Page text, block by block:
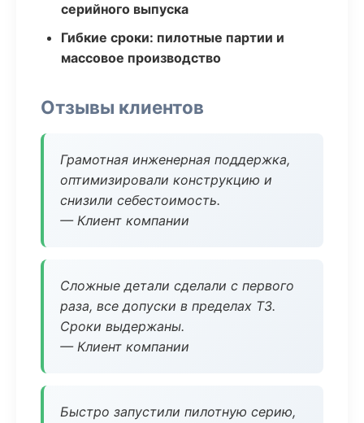
серийного выпуска
Гибкие сроки: пилотные партии и
массовое производство
Отзывы клиентов
Грамотная инженерная поддержка,
оптимизировали конструкцию и
снизили себестоимость.
— Клиент компании
Сложные детали сделали с первого
раза, все допуски в пределах ТЗ.
Сроки выдержаны.
— Клиент компании
Быстро запустили пилотную серию,